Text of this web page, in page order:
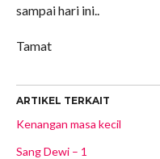
sampai hari ini..
Tamat
ARTIKEL TERKAIT
Kenangan masa kecil
Sang Dewi – 1